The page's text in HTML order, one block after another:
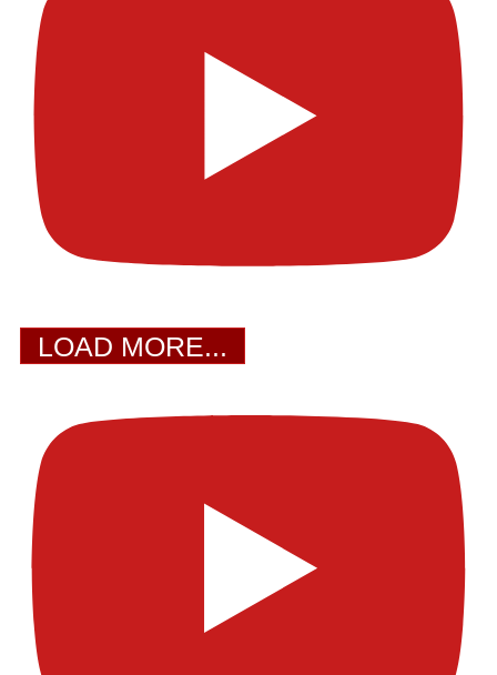
LOAD MORE...